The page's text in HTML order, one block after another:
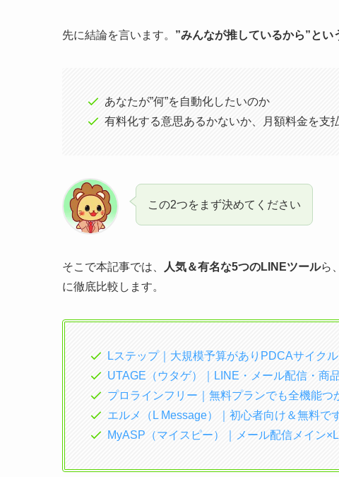
先に結論を言います。 ”みんなが推しているから”とい
あなたが”何”を自動化したいのか
有料化する意思あるかないか、月額料金を支
この2つをまず決めてください
そこで本記事では、 人気＆有名な5つのLINEツールら
に徹底比較します。
Lステップ｜大規模予算がありPDCAサイク
UTAGE（ウタゲ）｜LINE・メール配信・商
プロラインフリー｜無料プランでも全機能つ
エルメ（L Message）｜初心者向け＆無料で
MyASP（マイスピー）｜メール配信メイン